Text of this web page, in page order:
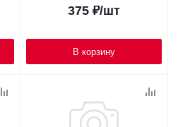
375 ₽/шт
В корзину